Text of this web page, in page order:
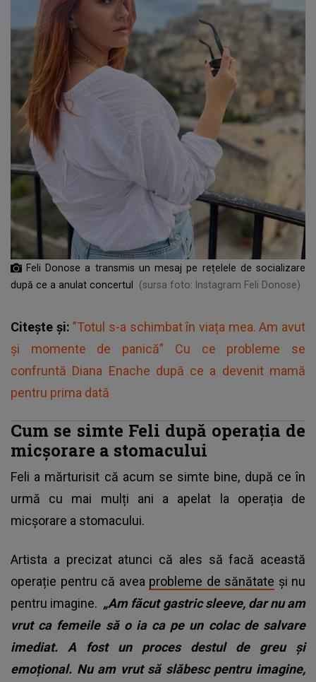
Feli Donose a transmis un mesaj pe rețelele de socializare
după ce a anulat concertul
(sursa foto: Instagram Feli Donose)
Citește și:”Totul s-a schimbat în viața mea. Am avut
și momente de panică” Cu ce probleme se
confruntă Diana Enache după ce a devenit mamă
pentru prima dată
Cum se simte Feli după operația de
micșorare a stomacului
Feli a mărturisit că acum se simte bine, după ce în
urmă cu mai mulți ani a apelat la operația de
micșorare a stomacului.
Artista a precizat atunci că ales să facă această
operație pentru că avea probleme de sănătate și nu
pentru imagine. „Am făcut gastric sleeve, dar nu am
vrut ca femeile să o ia ca pe un colac de salvare
imediat. A fost un proces destul de greu și
emoțional. Nu am vrut să slăbesc pentru imagine,